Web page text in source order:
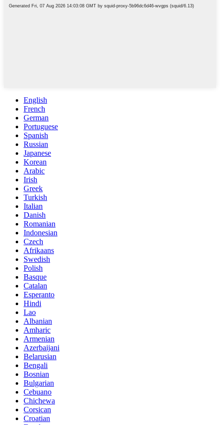
English
French
German
Portuguese
Spanish
Russian
Japanese
Korean
Arabic
Irish
Greek
Turkish
Italian
Danish
Romanian
Indonesian
Czech
Afrikaans
Swedish
Polish
Basque
Catalan
Esperanto
Hindi
Lao
Albanian
Amharic
Armenian
Azerbaijani
Belarusian
Bengali
Bosnian
Bulgarian
Cebuano
Chichewa
Corsican
Croatian